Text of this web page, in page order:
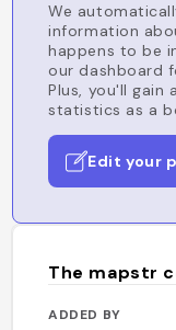
We
information
happens to be
our dashboard
Plus, you'll gain
statistics as a
Edit your
The mapstr
ADDED BY